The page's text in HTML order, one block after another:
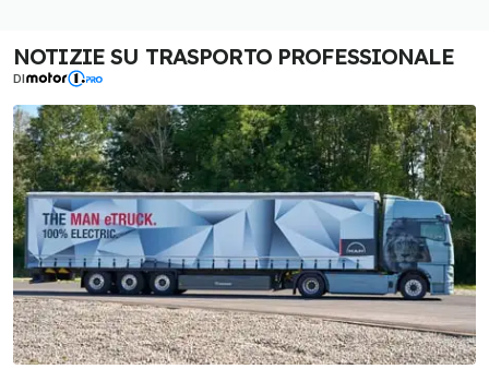
NOTIZIE SU TRASPORTO PROFESSIONALE
DI